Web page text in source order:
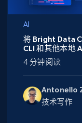
AI
Antonello
技术写作
将 Bright Data
CLI 和其他本地
4 分钟阅读